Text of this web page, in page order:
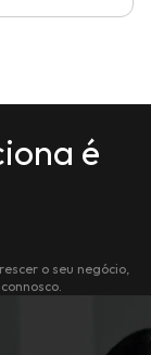
é
o seu negócio,